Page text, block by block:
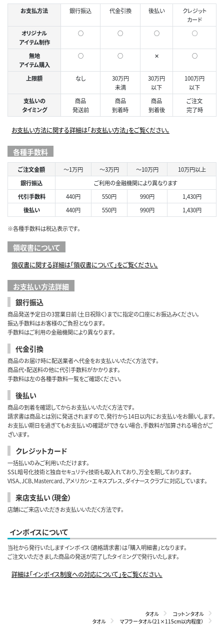
お支払方法 銀行振込 代金引換 後払い
クレジット
カード
オリジナル
アイテム制作
○ ○ ○ ◯
無地
アイテム購入
○ ○ ✕ ○
上限額 なし
30万円
未満
30万円
以下
100万円
以下
支払いの
タイミング
商品
発送前
商品
到着時
商品
到着後
ご注文
完了時
お支払い方法に関する詳細は「お支払い方法」をご覧ください。
各種手数料
ご注文金額 ～1万円 ～3万円 ～10万円
10万円以上
銀行振込
ご利用の金融機関により異なります
代引手数料
440円 550円 990円
1,430円
後払い
440円 550円 990円 1,430円
※各種手数料は税込表示です。
領収書について
領収書に関する詳細は「領収書について」をご覧ください。
お支払い方法詳細
銀行振込
商品発送予定日の3営業日前（土日祝除く）までに指定の口座にお振込みください。
振込手数料はお客様のご負担となります。
手数料はご利用の金融機関により異なります。
代金引換
商品のお届け時に配送業者へ代金をお支払いいただく方法です。
商品代・配送料の他に代引手数料がかかります。
手数料は左の各種手数料一覧をご確認ください。
後払い
商品の到着を確認してからお支払いいただく方法です。
請求書は商品とは別に発送されますので、発行から14日以内にお支払いをお願いします。
お支払い期日を過ぎてもお支払いの確認ができない場合、手数料が加算される場合がご
ざいます。
クレジットカード
一括払いのみご利用いただけます。
SSL暗号化技術と独自セキュリティ技術も取入れており、万全を期しております。
VISA、JCB、Mastercard、アメリカン・エキスプレス、ダイナースクラブに対応しています。
来店支払い（現金）
店舗にご来店いただきお支払いいただく方法です。
インボイスについて
当社から発行いたしますインボイス（適格請求書）は「購入明細書」となります。
ご注文いただきました商品の発送が完了したタイミングで発行いたします。
詳細は「インボイス制度への対応について」をご覧ください。
タオル
コットンタオル
タオル
マフラータオル（21×115cm以内程度）